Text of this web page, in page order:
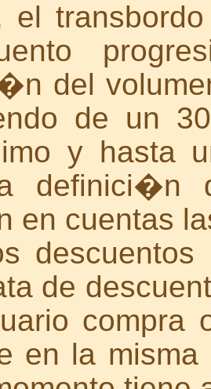
el
del
de un
y hasta
definici�n
en cuentas
descuentos
de
compra
en la